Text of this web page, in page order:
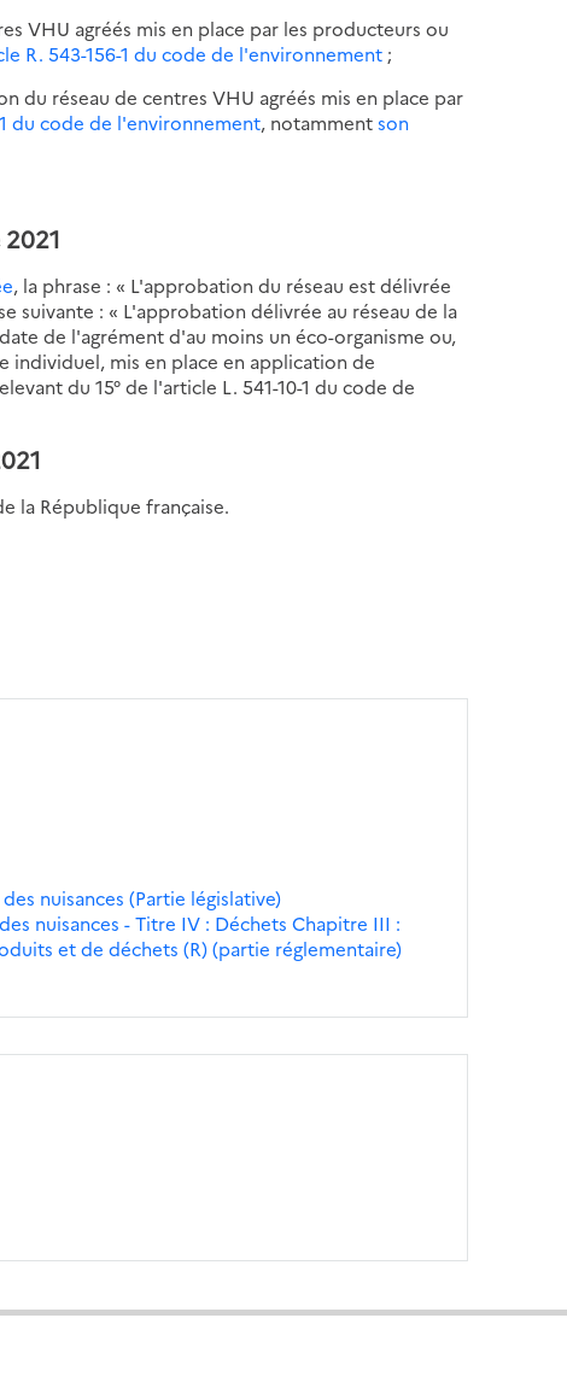
VHU agréés mis en place par les producteurs ou
R. 543-156-1 du code de l'environnement ;
du réseau de centres VHU agréés mis en place par
du code de l'environnement, notammentson
, la phrase : « L'approbation du réseau est délivrée
suivante : « L'approbation délivrée au réseau de la
de l'agrément d'au moins un éco-organisme ou,
individuel, mis en place en application de
du 15° de l'article L. 541-10-1 du code de
la République française.
nuisances (Partie législative)
nuisances - Titre IV : Déchets Chapitre III :
et de déchets (R) (partie réglementaire)